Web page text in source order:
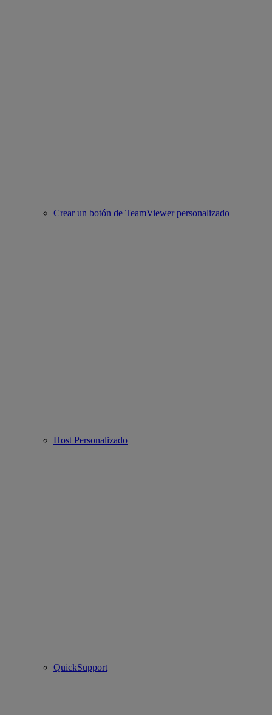
Crear un botón de TeamViewer personalizado
Host Personalizado
QuickSupport